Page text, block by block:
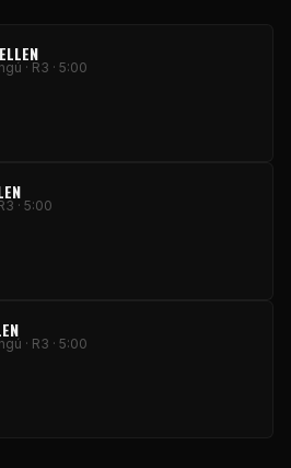
· R3 · 5:00
· 5:00
· R3 · 5:00